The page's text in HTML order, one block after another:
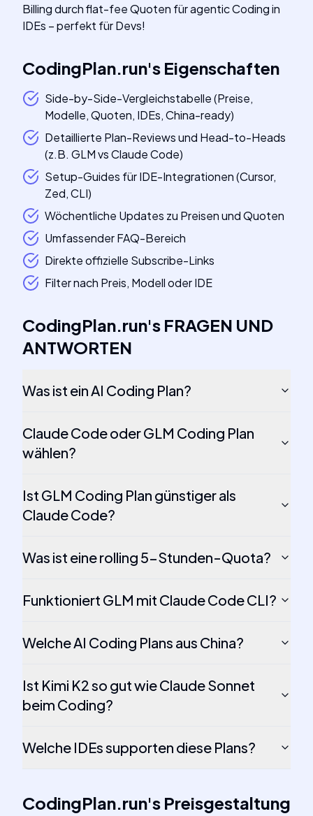
Billing durch flat-fee Quoten für agentic Coding in
IDEs – perfekt für Devs!
CodingPlan.run's Eigenschaften
Side-by-Side-Vergleichstabelle (Preise,
Modelle, Quoten, IDEs, China-ready)
Detaillierte Plan-Reviews und Head-to-Heads
(z.B. GLM vs Claude Code)
Setup-Guides für IDE-Integrationen (Cursor,
Zed, CLI)
Wöchentliche Updates zu Preisen und Quoten
Umfassender FAQ-Bereich
Direkte offizielle Subscribe-Links
Filter nach Preis, Modell oder IDE
CodingPlan.run's FRAGEN UND
ANTWORTEN
Was ist ein AI Coding Plan?
Claude Code oder GLM Coding Plan
wählen?
Ist GLM Coding Plan günstiger als
Claude Code?
Was ist eine rolling 5-Stunden-Quota?
Funktioniert GLM mit Claude Code CLI?
Welche AI Coding Plans aus China?
Ist Kimi K2 so gut wie Claude Sonnet
beim Coding?
Welche IDEs supporten diese Plans?
CodingPlan.run's Preisgestaltung